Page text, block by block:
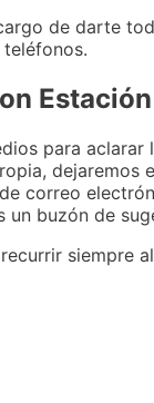
de darte
para
correo
buzón de
siempre al